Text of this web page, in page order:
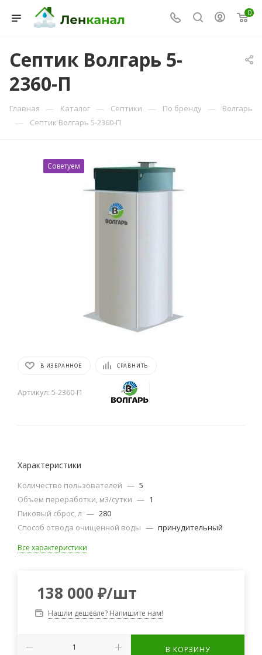
0
Септик Волгарь 5-
2360-П
Главная — Каталог — Септики — По бренду — Волгарь
— Септик Волгарь 5-2360-П
Советуем
В ИЗБРАННОЕ СРАВНИТЬ
Артикул: 5-2360-П
Характеристики
Количество пользователей — 5
Объем переработки, м3/сутки — 1
Пиковый сброс, л — 280
Способ отвода очищенной воды — принудительный
Все характеристики
138 000 ₽/шт
Нашли дешевле? Напишите нам!
В КОРЗИНУ
Консультант Ленканал